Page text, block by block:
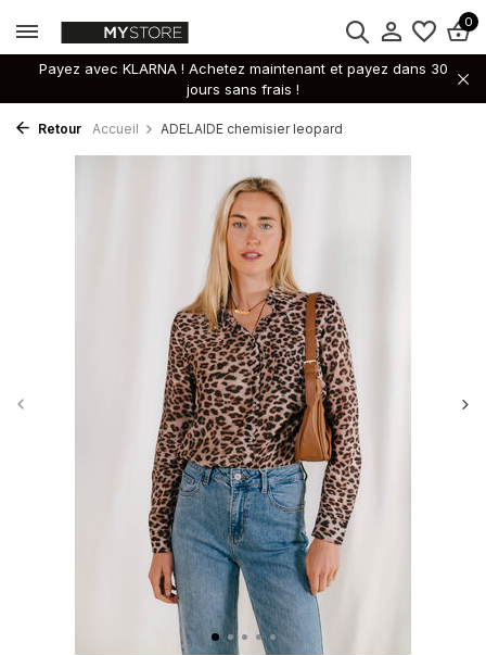
0
Payez avec KLARNA ! Achetez maintenant et payez dans 30
jours sans frais !
Retour Accueil ADELAIDE chemisier leopard